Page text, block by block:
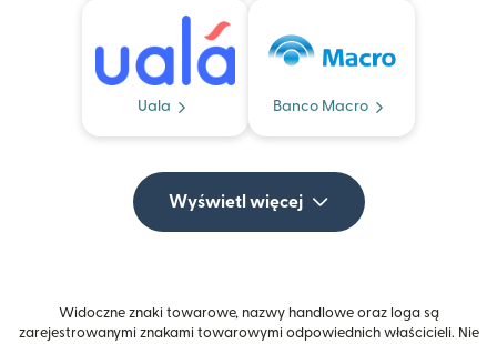
Uala Banco Macro
Wyświetl więcej
Widoczne znaki towarowe, nazwy handlowe oraz loga są
zarejestrowanymi znakami towarowymi odpowiednich właścicieli. Nie